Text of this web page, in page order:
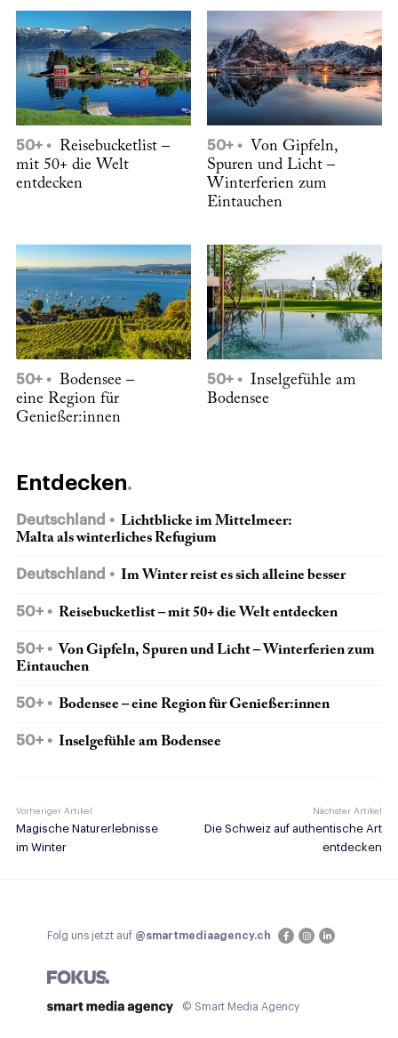
50+
Reisebucketlist –
mit 50+ die Welt
entdecken
50+
Von Gipfeln,
Spuren und Licht –
Winterferien zum
Eintauchen
50+
Bodensee –
eine Region für
Genießer:innen
50+
Inselgefühle am
Bodensee
Entdecken
Deutschland
Lichtblicke im Mittelmeer:
Malta als winterliches Refugium
Deutschland Im Winter reist es sich alleine besser
50+ Reisebucketlist – mit 50+ die Welt entdecken
50+
Von Gipfeln, Spuren und Licht – Winterferien zum
Eintauchen
50+ Bodensee – eine Region für Genießer:innen
50+ Inselgefühle am Bodensee
Vorheriger Artikel
Magische Naturerlebnisse
im Winter
Nächster Artikel
Die Schweiz auf authentische Art
entdecken
Folg uns jetzt auf @smartmediaagency.ch
© Smart Media Agency